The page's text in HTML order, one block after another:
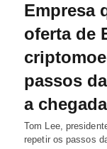
Empresa
oferta de
passos
a
Tom Lee,
repetir os passos